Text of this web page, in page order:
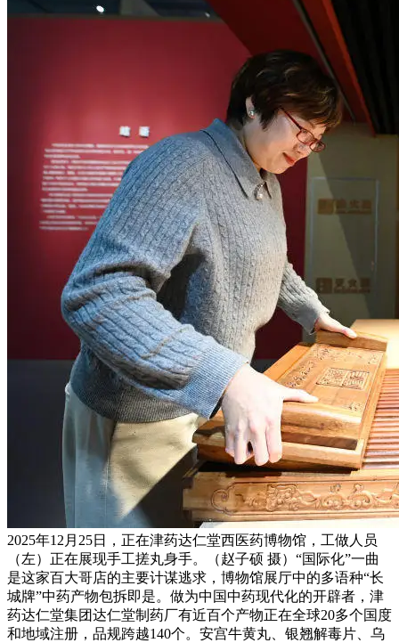
2025年12月25日，正在津药达仁堂西医药博物馆，工做人员
（左）正在展现手工搓丸身手。（赵子硕 摄）“国际化”一曲
是这家百大哥店的主要计谋逃求，博物馆展厅中的多语种“长
城牌”中药产物包拆即是。做为中国中药现代化的开辟者，津
药达仁堂集团达仁堂制药厂有近百个产物正在全球20多个国度
和地域注册，品规跨越140个。安宫牛黄丸、银翘解毒片、乌